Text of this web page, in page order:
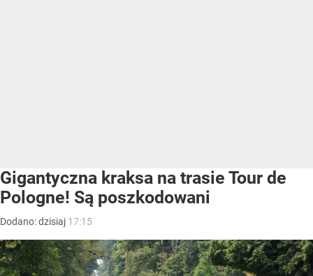
Gigantyczna kraksa na trasie Tour de
Pologne! Są poszkodowani
Dodano:dzisiaj 17:15